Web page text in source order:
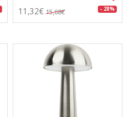
11,32€ 15,68€ - 28%